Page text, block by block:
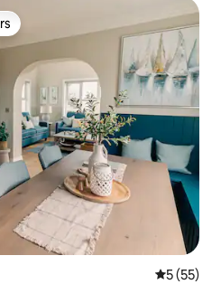
les plus appréciés
5 (55)